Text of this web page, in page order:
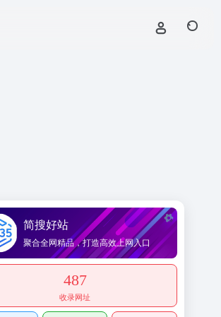
简搜好站
聚合全网精品，打造高效上网入口
487
收录网址